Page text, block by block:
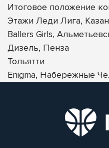
Итоговое положение
Этажи Леди Лига,
Ballers Girls,
Дизель, Пенза
Тольятти
Enigma, Набережные